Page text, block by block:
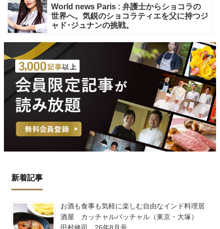
World news Paris : 弁護士からショコラの
世界へ。気鋭のショコラティエを父に持つジ
ャド･ジュナンの挑戦。
新着記事
お酒も食事も気軽に楽しむ自由なインド料理居
酒屋 カッチャルバッチャル（東京・大塚）